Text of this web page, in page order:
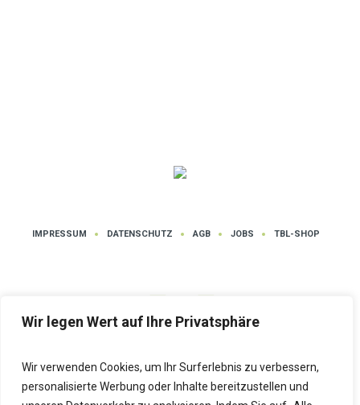
Wir legen Wert auf Ihre Privatsphäre
Wir verwenden Cookies, um Ihr Surferlebnis zu verbessern,
personalisierte Werbung oder Inhalte bereitzustellen und
IMPRESSUM DATENSCHUTZ AGB JOBS TBL-SHOP
Datenschutz| Tanz- und Bewegungsschule LUTZ © 2025 | Alle Rechte
vorbehalten